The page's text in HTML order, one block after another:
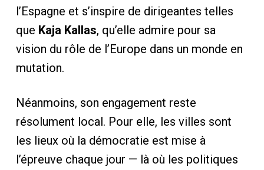
l’Espagne et s’inspire de dirigeantes telles
que Kaja Kallas, qu’elle admire pour sa
vision du rôle de l’Europe dans un monde en
mutation.
Néanmoins, son engagement reste
résolument local. Pour elle, les villes sont
les lieux où la démocratie est mise à
l’épreuve chaque jour — là où les politiques